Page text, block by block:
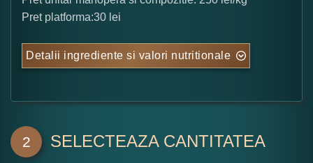
Pret platforma:30 lei
Detalii ingrediente si valori nutritionale
2 SELECTEAZA CANTITATEA